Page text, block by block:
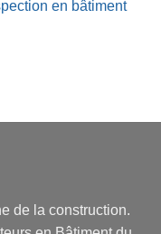
en bâtiment
de la construction.